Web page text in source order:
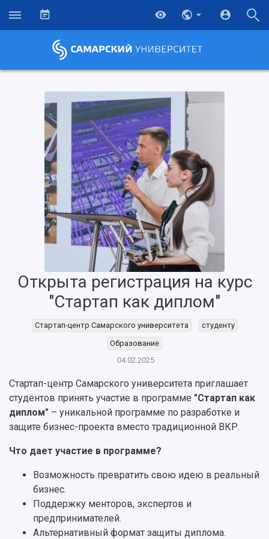
Об университете
История
Ключевые факты
Рейтинги
Наблюдательный совет
Ученый совет
Ректорат
Кадровый резерв
Персоналии
Сотрудники и преподаватели
Заслуженные деятели
Структура университета
Институты и факультеты
Новости
Главные новости
Бортжурнал
Объявления
СМИ об университете
Пресс-центр
Газета "Полет"
Газета "Самарский университет"
Подкасты
Просветительский проект "Одержимы
Образование
Почему я выбираю Самарский университет?
Абитуриенту
Бакалавриат и специалитет
Учебные планы
Дополнительное образование
Институты и факультеты
Профессорско-преподавательский состав
Расписание занятий
Стипендии
Научно-исследовательская деятельность
Основные научные направления
Научные школы и ведущие научные коллективы
Диссертационные советы
Конкурс на замещение должностей научных
Научно-технический совет
Научные проекты и темы
Аспирантура и докторантура
Справочные материалы
Научная инфраструктура
Научно-исследовательские подразделения
Структурная схема управления научно-
исследовательской деятельностью
Открыта регистрация на курс
"Стартап как диплом"
Стартап-центр Самарского университета
студенту
Образование
04.02.2025
Стартап-центр Самарского университета приглашает
студентов принять участие в программе "Стартап как
диплом" – уникальной программе по разработке и
защите бизнес-проекта вместо традиционной ВКР.
Что дает участие в программе?
Возможность превратить свою идею в реальный
бизнес.
Поддержку менторов, экспертов и
предпринимателей.
Альтернативный формат защиты диплома.